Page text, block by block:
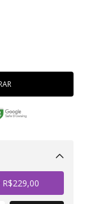
R$229,00